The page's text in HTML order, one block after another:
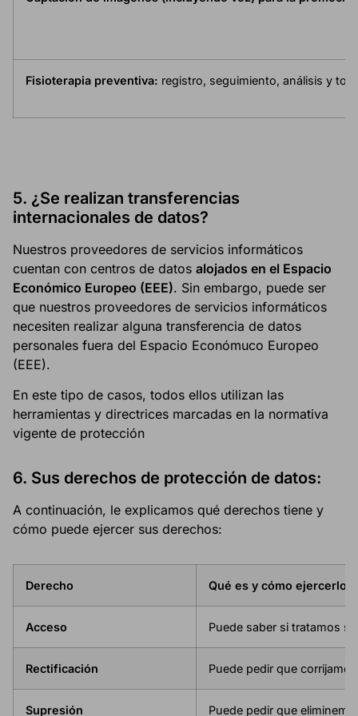
Fisioterapia preventiva: registro, seguimiento, análisis y
5. ¿Se realizan transferencias
internacionales de datos?
Nuestros proveedores de servicios informáticos
cuentan con centros de datos alojados en el Espacio
Económico Europeo (EEE). Sin embargo, puede ser
que nuestros proveedores de servicios informáticos
necesiten realizar alguna transferencia de datos
personales fuera del Espacio Económuco Europeo
(EEE).
En este tipo de casos, todos ellos utilizan las
herramientas y directrices marcadas en la normativa
vigente de protección
6. Sus derechos de protección de datos:
A continuación, le explicamos qué derechos tiene y
cómo puede ejercer sus derechos:
Derecho Qué es y cómo ejercerlo
Acceso Puede saber si tratamos
Rectificación Puede pedir que
Supresión Puede pedir que